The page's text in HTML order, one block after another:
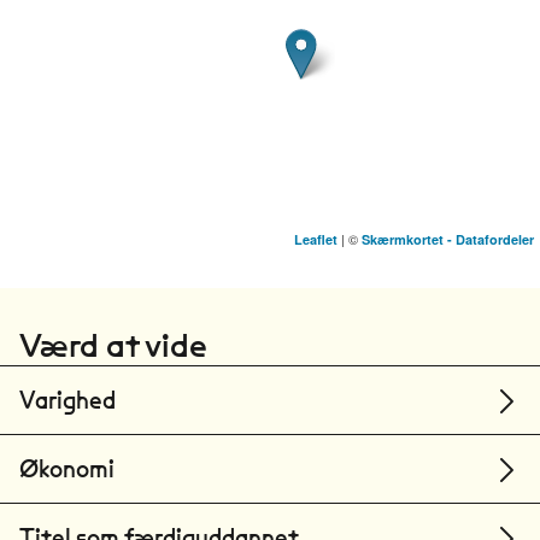
Leaflet | © Skærmkortet - Datafordeler
Værd at vide
Varighed
Økonomi